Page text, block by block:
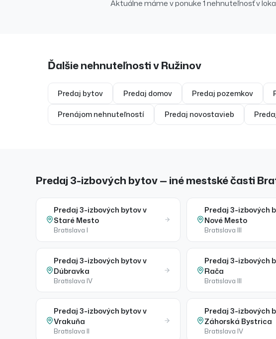
Aktuálne máme v ponuke1 nehnuteľnosťv
Ďalšie nehnuteľnosti vRužinov
Predaj bytov Predaj domov Predaj pozemkov
Prenájomnehnuteľností Predaj novostavieb
Predaj 3-izbových bytov — iné mestské časti
Predaj3-izbových bytovv
Staré Mesto
Bratislava I
Predaj3-izbových
Nové Mesto
Bratislava III
Predaj3-izbových bytovv
Dúbravka
Bratislava IV
Predaj3-izbových
Rača
Bratislava III
Predaj3-izbových bytovv
Vrakuňa
Bratislava II
Predaj3-izbových
Záhorská Bystrica
Bratislava IV